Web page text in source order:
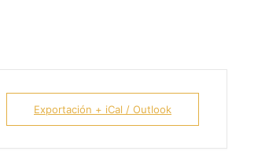
Exportación + iCal / Outlook